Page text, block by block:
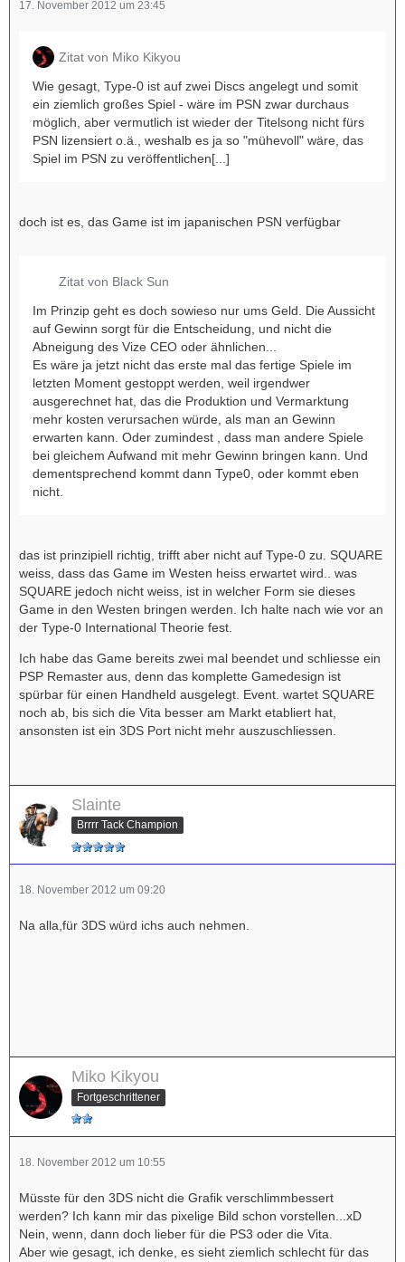
17. November 2012 um 23:45
Zitat von Miko Kikyou
Wie gesagt, Type-0 ist auf zwei Discs angelegt und somit
ein ziemlich großes Spiel - wäre im PSN zwar durchaus
möglich, aber vermutlich ist wieder der Titelsong nicht fürs
PSN lizensiert o.ä., weshalb es ja so "mühevoll" wäre, das
Spiel im PSN zu veröffentlichen[...]
doch ist es, das Game ist im japanischen PSN verfügbar
Zitat von Black Sun
Im Prinzip geht es doch sowieso nur ums Geld. Die Aussicht
auf Gewinn sorgt für die Entscheidung, und nicht die
Abneigung des Vize CEO oder ähnlichen...
Es wäre ja jetzt nicht das erste mal das fertige Spiele im
letzten Moment gestoppt werden, weil irgendwer
ausgerechnet hat, das die Produktion und Vermarktung
mehr kosten verursachen würde, als man an Gewinn
erwarten kann. Oder zumindest , dass man andere Spiele
bei gleichem Aufwand mit mehr Gewinn bringen kann. Und
dementsprechend kommt dann Type0, oder kommt eben
nicht.
das ist prinzipiell richtig, trifft aber nicht auf Type-0 zu. SQUARE
weiss, dass das Game im Westen heiss erwartet wird.. was
SQUARE jedoch nicht weiss, ist in welcher Form sie dieses
Game in den Westen bringen werden. Ich halte nach wie vor an
der Type-0 International Theorie fest.
Ich habe das Game bereits zwei mal beendet und schliesse ein
PSP Remaster aus, denn das komplette Gamedesign ist
spürbar für einen Handheld ausgelegt. Event. wartet SQUARE
noch ab, bis sich die Vita besser am Markt etabliert hat,
ansonsten ist ein 3DS Port nicht mehr auszuschliessen.
Slainte
Brrrr Tack Champion
18. November 2012 um 09:20
Na alla,für 3DS würd ichs auch nehmen.
Miko Kikyou
Fortgeschrittener
18. November 2012 um 10:55
Müsste für den 3DS nicht die Grafik verschlimmbessert
werden? Ich kann mir das pixelige Bild schon vorstellen...xD
Nein, wenn, dann doch lieber für die PS3 oder die Vita.
Aber wie gesagt, ich denke, es sieht ziemlich schlecht für das